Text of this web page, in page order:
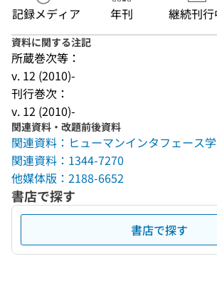
記録メディア 年刊 継続刊行
資料に関する注記
所蔵巻次等：
v. 12 (2010)-
刊行巻次：
v. 12 (2010)-
関連資料・改題前後資料
関連資料：ヒューマンインタフェース
関連資料：1344-7270
他媒体版：2188-6652
書店で探す
書店で探す